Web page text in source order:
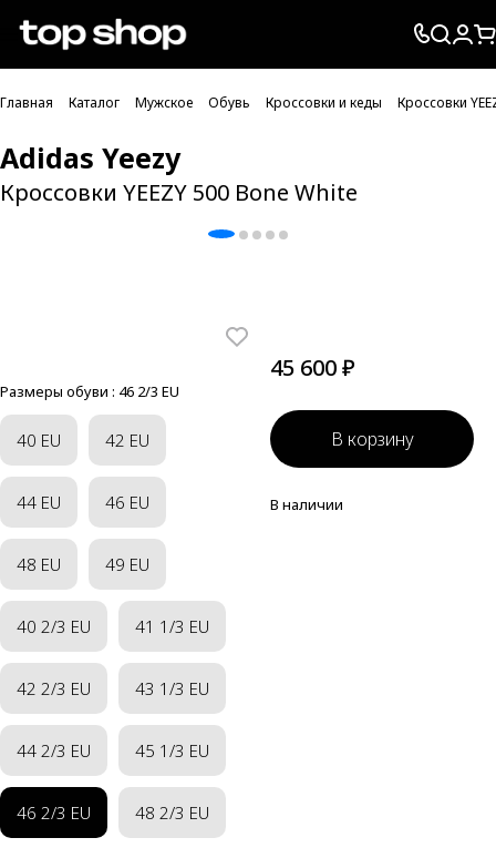
Проверка хлебных крошек
Главная Каталог Мужское Обувь Кроссовки и кеды Кроссовки
Adidas Yeezy
Кроссовки YEEZY 500 Bone White
Размеры обуви : 46 2/3 EU
40 EU 42 EU
44 EU 46 EU
48 EU 49 EU
40 2/3 EU 41 1/3 EU
42 2/3 EU 43 1/3 EU
44 2/3 EU 45 1/3 EU
46 2/3 EU 48 2/3 EU
45 600 ₽
В корзину
В наличии